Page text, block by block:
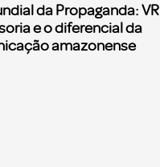
da Propaganda: VR
e o diferencial da
amazonense